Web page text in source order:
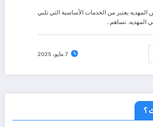
يعتبر من الخدمات الأساسية التي تلبي
المهديه. تساهم…
7 مايو، 2025